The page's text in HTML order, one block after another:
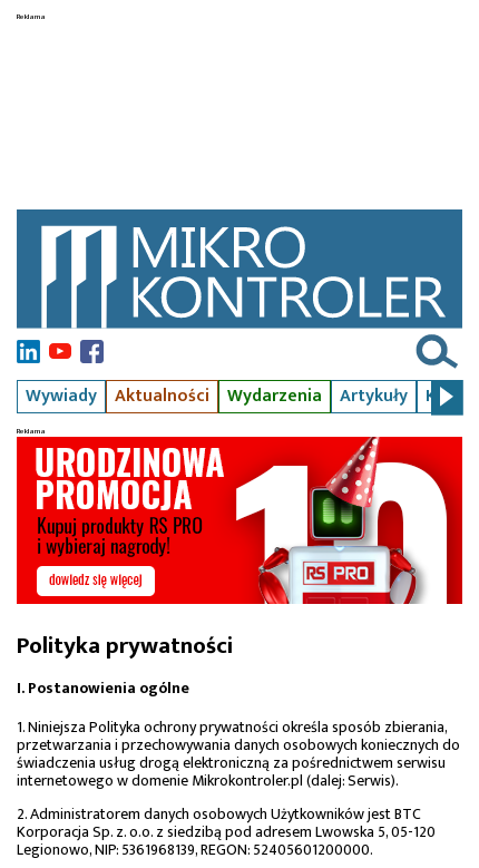
Wywiady Aktualności Wydarzenia Artykuły Kursy
Polityka prywatności
I. Postanowienia ogólne
1. Niniejsza Polityka ochrony prywatności określa sposób zbierania,
przetwarzania i przechowywania danych osobowych koniecznych do
świadczenia usług drogą elektroniczną za pośrednictwem serwisu
internetowego w domenie Mikrokontroler.pl (dalej: Serwis).
2. Administratorem danych osobowych Użytkowników jest BTC
Korporacja Sp. z. o.o. z siedzibą pod adresem Lwowska 5, 05-120
Legionowo, NIP: 5361968139, REGON: 52405601200000.